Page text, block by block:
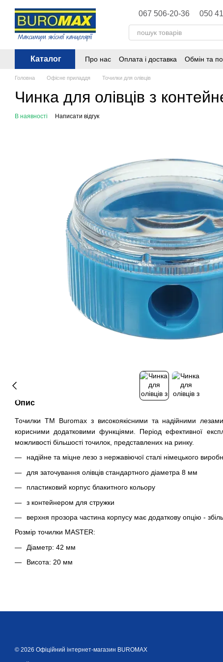
Перейти до основного контенту
067 506-20-36 050
Каталог Про нас Оплата і доставка Обмін та
Головна Офісне приладдя Точилки для олівців
Чинка для олівців з
В наявності Написати відгук
Опис
Точилки ТМ Buromax з високоякісними та надійними
корисними додатковими функціями. Період ефективної
можливості більшості точилок, представлених на ринку.
надійне та міцне лезо з нержавіючої сталі німецького
для заточування олівців стандартного діаметра 8 мм
пластиковий корпус блакитного кольору
з контейнером для стружки
верхня прозора частина корпусу має додаткову опцію -
Розмір точилки MASTER:
Діаметр: 42 мм
Висота: 20 мм
© 2026 Офіційний інтернет-магазин BUROMAX